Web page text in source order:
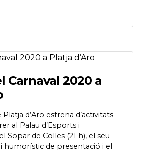
Carnaval 2020 a
Platja d’Aro estrena d’activitats
al Palau d’Esports i
Sopar de Colles (21 h), el seu
humorístic de presentació i el